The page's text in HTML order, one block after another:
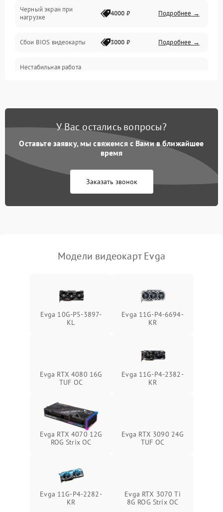
Электропитание
ПО
Электронные компоненты
Общие поломки
Система охлаждения
Экран (дисплей)
Программные сбои
Черный экран при
нагрузке
4000 ₽ Подробнее →
Сбои BIOS видеокарты 3000 ₽ Подробнее →
Нестабильная работа
У Вас остались вопросы?
Оставьте заявку, мы свяжемся с Вами в ближайшее
время
Заказать звонок
Модели видеокарт Evga
Evga 10G-P5-3897-
KL
Evga 11G-P4-6694-
KR
Evga RTX 4080 16G
TUF OC
Evga 11G-P4-2382-
KR
Evga RTX 4070 12G
ROG Strix OC
Evga RTX 3090 24G
TUF OC
Evga 11G-P4-2282-
KR
Evga RTX 3070 Ti
8G ROG Strix OC